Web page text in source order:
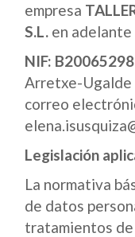
empresa
S.L. en adelante
NIF: B20065298
Arretxe-Ugalde
correo
Legislación
La normativa
de datos
tratamientos